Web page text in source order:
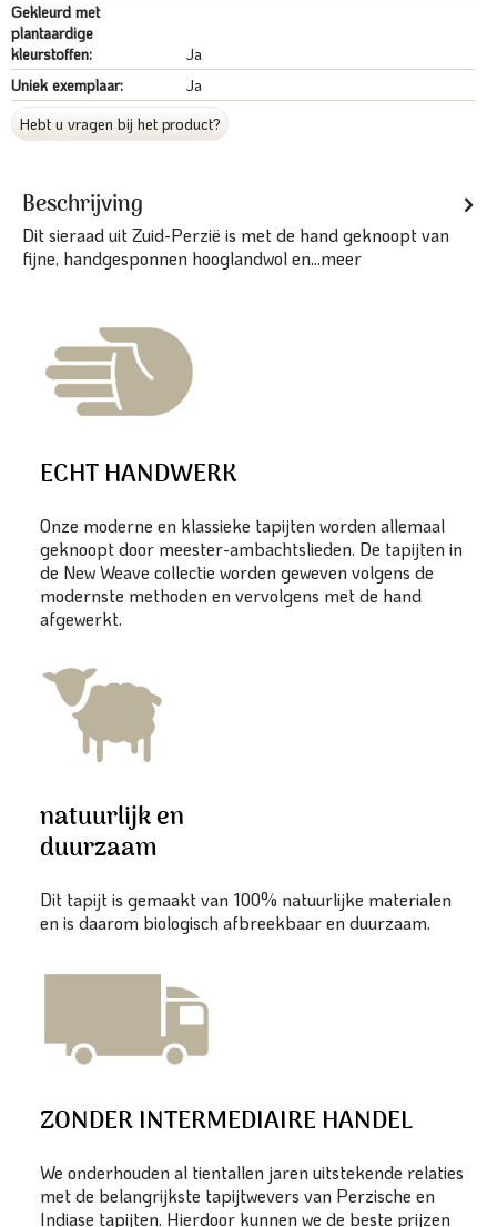
Gekleurd met
plantaardige
kleurstoffen:
Ja
Uniek exemplaar:
Ja
Hebt u vragen bij het product?
Beschrijving
Dit sieraad uit Zuid-Perzië is met de hand geknoopt van
fijne, handgesponnen hooglandwol en...meer
ECHT HANDWERK
Onze moderne en klassieke tapijten worden allemaal
geknoopt door meester-ambachtslieden. De tapijten in
de New Weave collectie worden geweven volgens de
modernste methoden en vervolgens met de hand
afgewerkt.
natuurlijk en
duurzaam
Dit tapijt is gemaakt van 100% natuurlijke materialen
en is daarom biologisch afbreekbaar en duurzaam.
ZONDER INTERMEDIAIRE HANDEL
We onderhouden al tientallen jaren uitstekende relaties
met de belangrijkste tapijtwevers van Perzische en
Indiase tapijten. Hierdoor kunnen we de beste prijzen